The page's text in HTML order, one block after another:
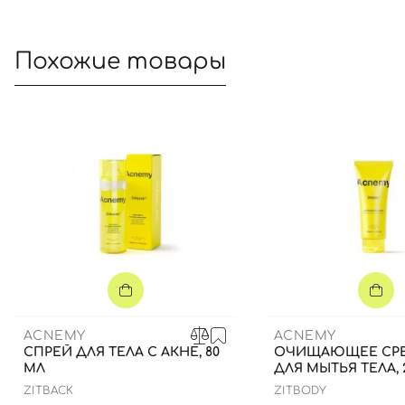
Похожие товары
ACNEMY
СПРЕЙ ДЛЯ ТЕЛА С АКНЕ, 80
МЛ
ZITBACK
ACNEMY
ОЧИЩАЮЩЕЕ
ДЛЯ МЫТЬЯ ТЕЛА,
ZITBODY